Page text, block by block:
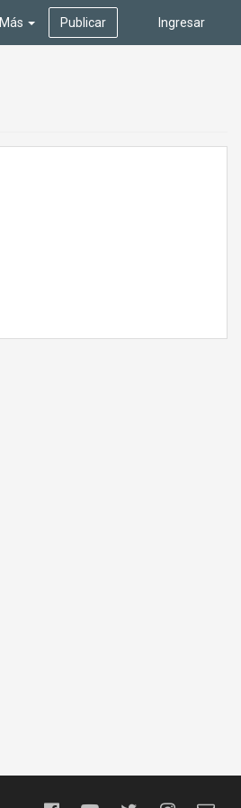
Ingresar
Más Publicar